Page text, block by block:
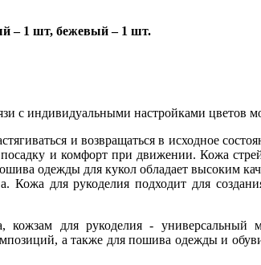
– 1 шт, бежевый – 1 шт.
с индивидуальными настройками цветов
и возвращаться в исходное
и комфорт при движении. Кожа
одежды для кукол обладает высоким
Кожа для рукоделия подходит для
кожзам для рукоделия - универсальный
а также для пошива одежды и